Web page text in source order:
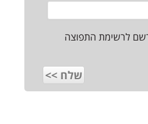
לרשימת התפוצה